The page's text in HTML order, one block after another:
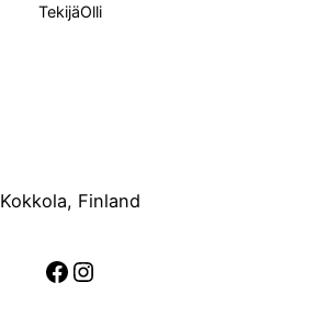
TekijäOlli
Kokkola, Finland
Facebook
Instagram